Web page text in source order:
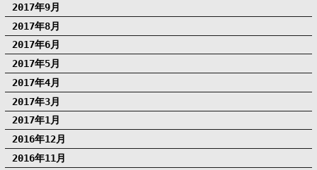
2017年9月
2017年8月
2017年6月
2017年5月
2017年4月
2017年3月
2017年1月
2016年12月
2016年11月